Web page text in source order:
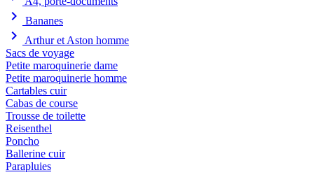
chevron_right Bananes
chevron_right
Arthur et Aston homme
Sacs de voyage
Petite maroquinerie dame
Petite maroquinerie homme
Cartables cuir
Cabas de course
Trousse de toilette
Reisenthel
Poncho
Ballerine cuir
Parapluies